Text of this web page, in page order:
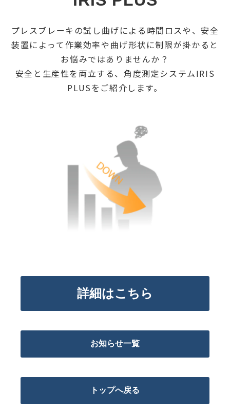
プレスブレーキの試し曲げによる時間ロスや、安全
装置によって作業効率や曲げ形状に制限が掛かると
お悩みではありませんか？
安全と生産性を両立する、角度測定システムIRIS
PLUSをご紹介します。
詳細はこちら
お知らせ一覧
トップへ戻る